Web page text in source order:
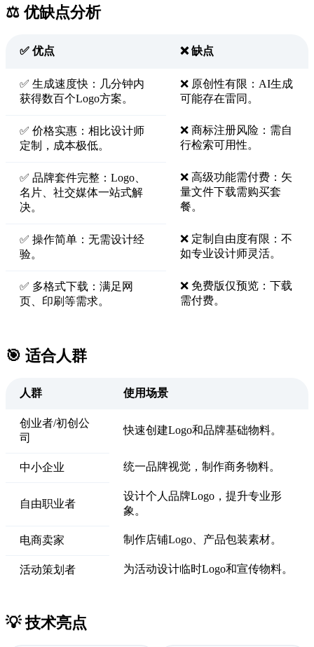
⚖️ 优缺点分析
✅ 优点 ❌ 缺点
✅ 生成速度快：几分钟内
获得数百个Logo方案。
❌ 原创性有限：AI生成
可能存在雷同。
✅ 价格实惠：相比设计师
定制，成本极低。
❌ 商标注册风险：需自
行检索可用性。
✅ 品牌套件完整：Logo、
名片、社交媒体一站式解
决。
❌ 高级功能需付费：矢
量文件下载需购买套
餐。
✅ 操作简单：无需设计经
验。
❌ 定制自由度有限：不
如专业设计师灵活。
✅ 多格式下载：满足网
页、印刷等需求。
❌ 免费版仅预览：下载
需付费。
🎯 适合人群
人群 使用场景
创业者/初创公
司
快速创建Logo和品牌基础物料。
中小企业 统一品牌视觉，制作商务物料。
自由职业者
设计个人品牌Logo，提升专业形
象。
电商卖家 制作店铺Logo、产品包装素材。
活动策划者 为活动设计临时Logo和宣传物料。
💡 技术亮点